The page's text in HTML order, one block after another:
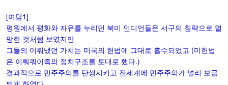
[여담1]
평원에서 평화와 자유를 누리던 북미 인디언들은 서구의 침략으로 멸
망한 것처럼 보였지만
그들의 이뤄냈던 가치는 미국의 헌법에 그대로 흡수되었고 (미헌법
은 이뤄쿼이족의 정치구조를 토대로 했다.)
결과적으로 민주주의를 탄생시키고 전세계에 민주주의가 널리 보급